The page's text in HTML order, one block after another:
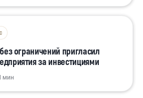
ограничений пригласил
за инвестициями
мин